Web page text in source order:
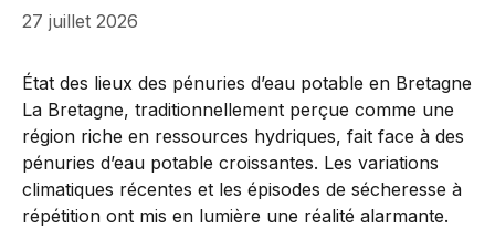
27 juillet 2026
État des lieux des pénuries d’eau potable en Bretagne
La Bretagne, traditionnellement perçue comme une
région riche en ressources hydriques, fait face à des
pénuries d’eau potable croissantes. Les variations
climatiques récentes et les épisodes de sécheresse à
répétition ont mis en lumière une réalité alarmante.